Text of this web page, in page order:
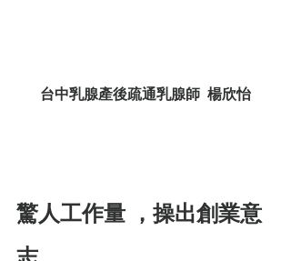
台中乳腺產後疏通乳腺師  楊欣怡
驚人工作量 ，操出創業意